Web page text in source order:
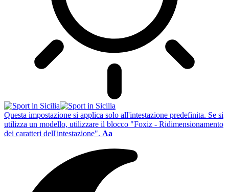
Questa impostazione si applica solo all'intestazione predefinita. Se si
utilizza un modello, utilizzare il blocco "Foxiz - Ridimensionamento
dei caratteri dell'intestazione". Aa